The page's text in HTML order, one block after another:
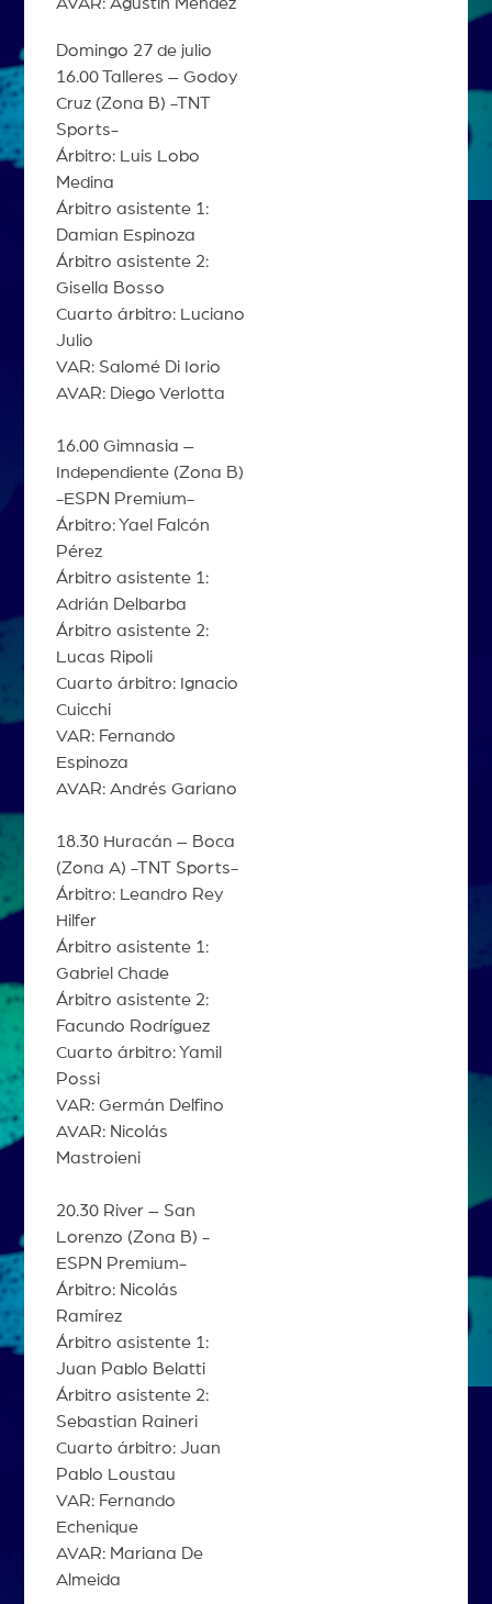
Domingo 27 de julio
16.00 Talleres – Godoy
Cruz (Zona B) -TNT
Sports-
Árbitro: Luis Lobo
Medina
Árbitro asistente 1:
Damian Espinoza
Árbitro asistente 2:
Gisella Bosso
Cuarto árbitro: Luciano
Julio
VAR: Salomé Di Iorio
AVAR: Diego Verlotta
16.00 Gimnasia –
Independiente (Zona B)
-ESPN Premium-
Árbitro: Yael Falcón
Pérez
Árbitro asistente 1:
Adrián Delbarba
Árbitro asistente 2:
Lucas Ripoli
Cuarto árbitro: Ignacio
Cuicchi
VAR: Fernando
Espinoza
AVAR: Andrés Gariano
18.30 Huracán – Boca
(Zona A) -TNT Sports-
Árbitro: Leandro Rey
Hilfer
Árbitro asistente 1:
Gabriel Chade
Árbitro asistente 2:
Facundo Rodríguez
Cuarto árbitro: Yamil
Possi
VAR: Germán Delfino
AVAR: Nicolás
Mastroieni
20.30 River – San
Lorenzo (Zona B) -
ESPN Premium-
Árbitro: Nicolás
Ramírez
Árbitro asistente 1:
Juan Pablo Belatti
Árbitro asistente 2:
Sebastian Raineri
Cuarto árbitro: Juan
Pablo Loustau
VAR: Fernando
Echenique
AVAR: Mariana De
Almeida